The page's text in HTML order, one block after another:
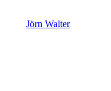
Jörn Walter